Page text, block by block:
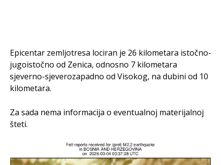
Epicentar zemljotresa lociran je 26 kilometara istočno-
jugoistočno od Zenica, odnosno 7 kilometara
sjeverno-sjeverozapadno od Visokog, na dubini od 10
kilometara.
Za sada nema informacija o eventualnoj materijalnoj
šteti.